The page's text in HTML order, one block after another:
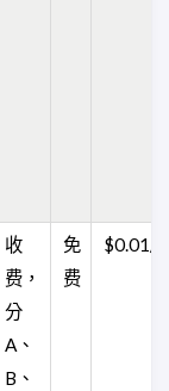
收
费，
分
A、
B、
免
费
$0.01/